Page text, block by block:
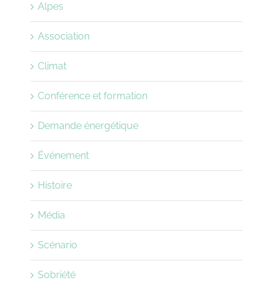
Alpes
Association
Climat
Conférence et formation
Demande énergétique
Événement
Histoire
Média
Scénario
Sobriété